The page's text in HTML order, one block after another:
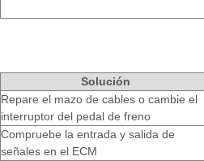
Solución
Repare el mazo de cables o cambie el
interruptor del pedal de freno
Compruebe la entrada y salida de
señales en el ECM